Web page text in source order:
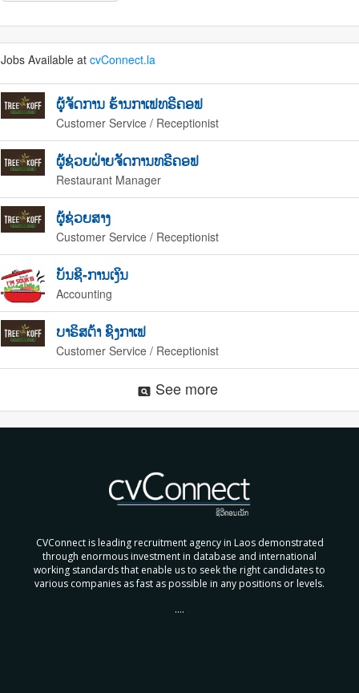
Jobs Available at cvConnect.la
ຜູ້ຈັດການ ຮ້ານກາເຟທຣີຄອຟ
Customer Service / Receptionist
ຜູ້ຊ່ວຍຝ່າຍຈັດການທຣີຄອຟ
Restaurant Manager
ຜູ້ຊ່ວຍສາງ
Customer Service / Receptionist
ບັນຊີ-ການເງິນ
Accounting
ບາຣິສຕ້າ ຊົງກາເຟ
Customer Service / Receptionist
pageview See more
CVConnect is leading recruitment agency in Laos demonstrated
through enormous investment in database and international
working standards that enable us to seek the right candidates to
various companies as fast as possible in any positions or levels.
....